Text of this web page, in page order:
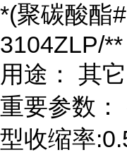
*(聚碳酸酯
3104ZLP/**
用途： 其它
重要参数：
型收缩率